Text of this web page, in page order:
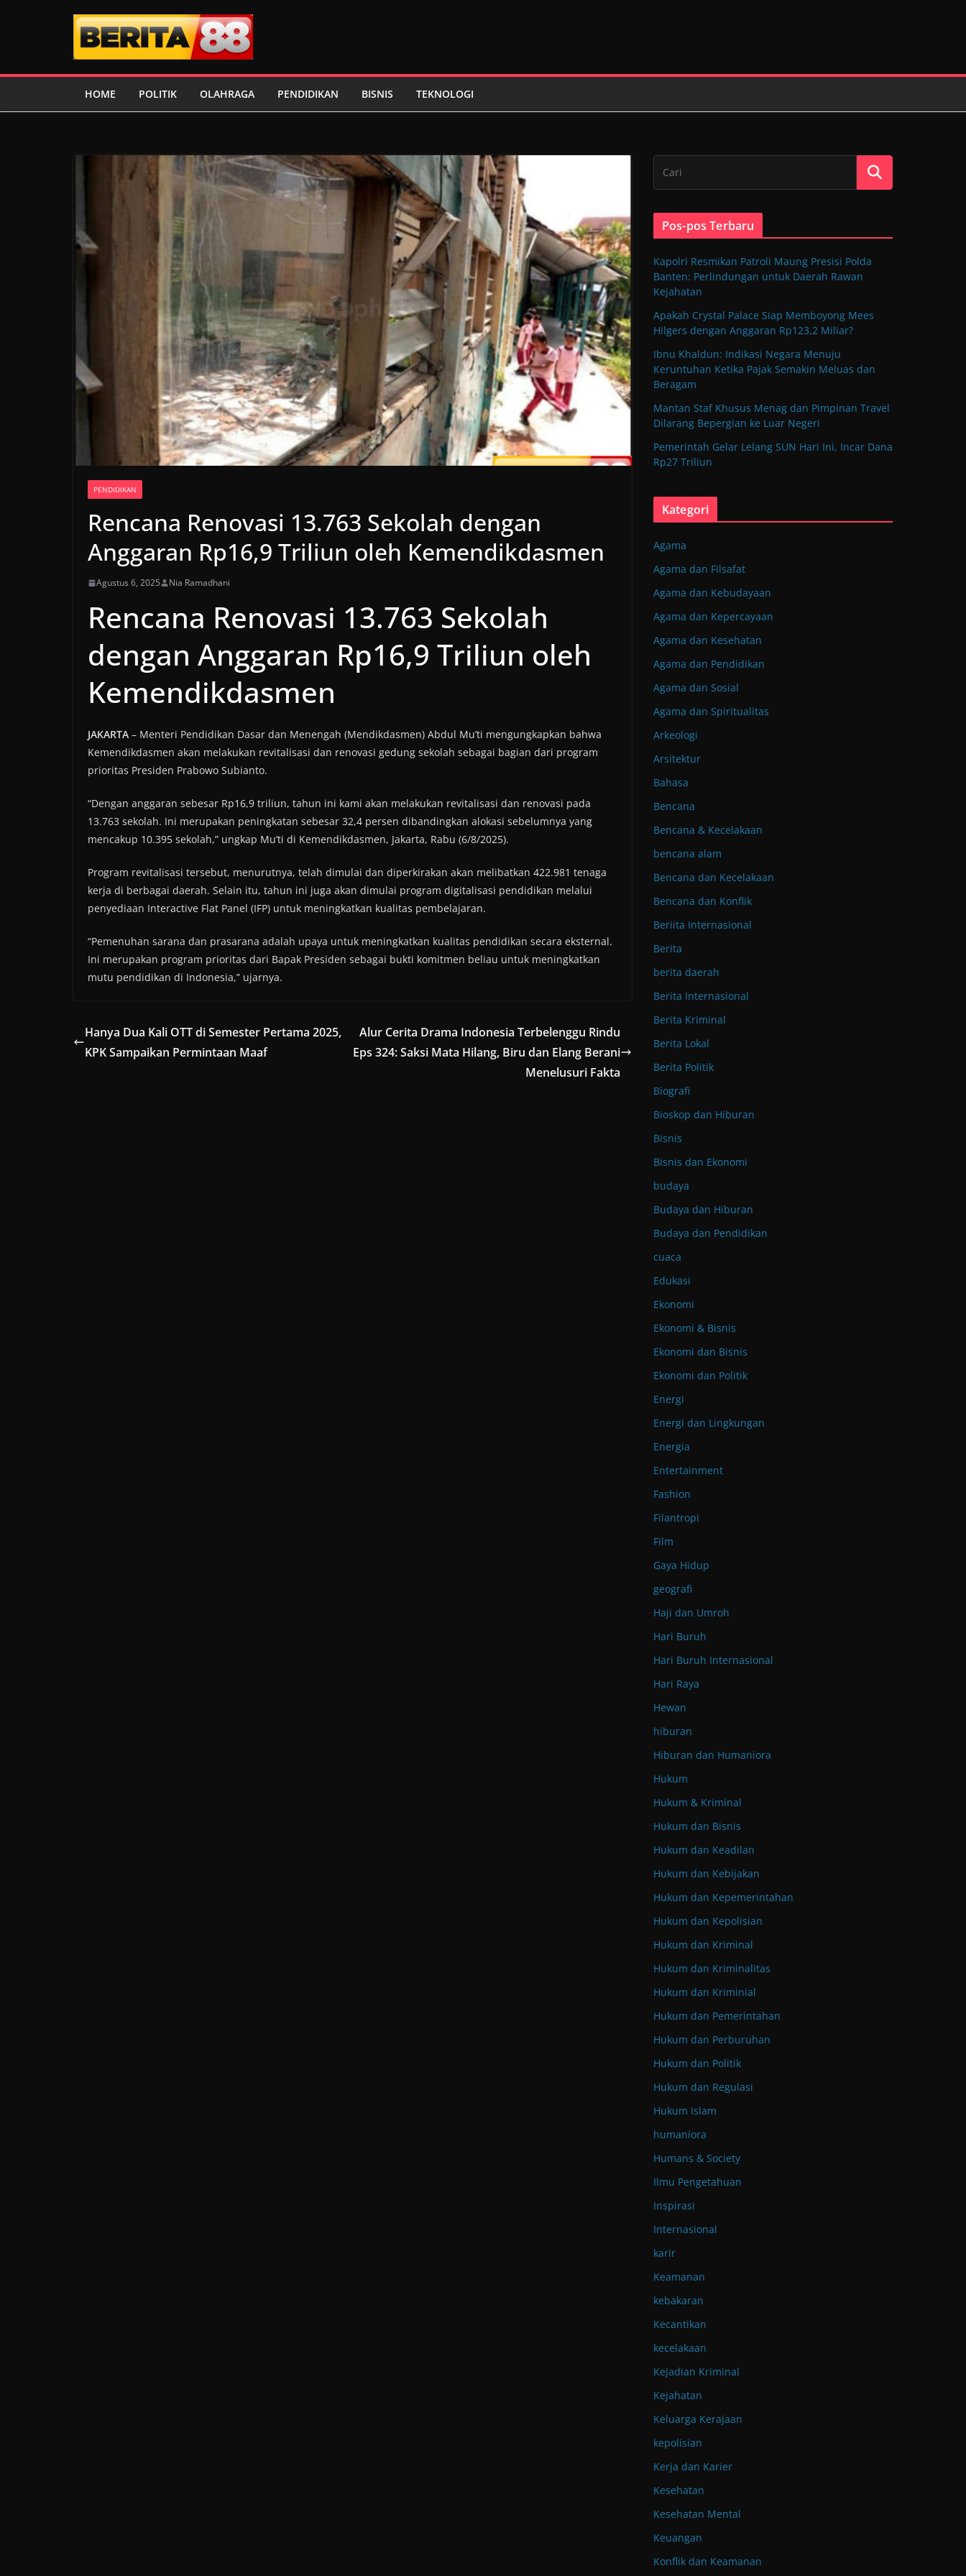
HOME POLITIK OLAHRAGA PENDIDIKAN BISNIS TEKNOLOGI
PENDIDIKAN
Rencana Renovasi 13.763 Sekolah dengan
Anggaran Rp16,9 Triliun oleh Kemendikdasmen
Agustus 6, 2025 Nia Ramadhani
Rencana Renovasi 13.763 Sekolah
dengan Anggaran Rp16,9 Triliun oleh
Kemendikdasmen
JAKARTA – Menteri Pendidikan Dasar dan Menengah (Mendikdasmen) Abdul Mu’ti mengungkapkan bahwa
Kemendikdasmen akan melakukan revitalisasi dan renovasi gedung sekolah sebagai bagian dari program
prioritas Presiden Prabowo Subianto.
“Dengan anggaran sebesar Rp16,9 triliun, tahun ini kami akan melakukan revitalisasi dan renovasi pada
13.763 sekolah. Ini merupakan peningkatan sebesar 32,4 persen dibandingkan alokasi sebelumnya yang
mencakup 10.395 sekolah,” ungkap Mu’ti di Kemendikdasmen, Jakarta, Rabu (6/8/2025).
Program revitalisasi tersebut, menurutnya, telah dimulai dan diperkirakan akan melibatkan 422.981 tenaga
kerja di berbagai daerah. Selain itu, tahun ini juga akan dimulai program digitalisasi pendidikan melalui
penyediaan Interactive Flat Panel (IFP) untuk meningkatkan kualitas pembelajaran.
“Pemenuhan sarana dan prasarana adalah upaya untuk meningkatkan kualitas pendidikan secara eksternal.
Ini merupakan program prioritas dari Bapak Presiden sebagai bukti komitmen beliau untuk meningkatkan
mutu pendidikan di Indonesia,” ujarnya.
Hanya Dua Kali OTT di Semester Pertama 2025,
KPK Sampaikan Permintaan Maaf
Alur Cerita Drama Indonesia Terbelenggu Rindu
Eps 324: Saksi Mata Hilang, Biru dan Elang Berani
Menelusuri Fakta
Pos-pos Terbaru
Kapolri Resmikan Patroli Maung Presisi Polda
Banten: Perlindungan untuk Daerah Rawan
Kejahatan
Apakah Crystal Palace Siap Memboyong Mees
Hilgers dengan Anggaran Rp123,2 Miliar?
Ibnu Khaldun: Indikasi Negara Menuju
Keruntuhan Ketika Pajak Semakin Meluas dan
Beragam
Mantan Staf Khusus Menag dan Pimpinan Travel
Dilarang Bepergian ke Luar Negeri
Pemerintah Gelar Lelang SUN Hari Ini, Incar Dana
Rp27 Triliun
Kategori
Agama
Agama dan Filsafat
Agama dan Kebudayaan
Agama dan Kepercayaan
Agama dan Kesehatan
Agama dan Pendidikan
Agama dan Sosial
Agama dan Spiritualitas
Arkeologi
Arsitektur
Bahasa
Bencana
Bencana & Kecelakaan
bencana alam
Bencana dan Kecelakaan
Bencana dan Konflik
Beriita Internasional
Berita
berita daerah
Berita Internasional
Berita Kriminal
Berita Lokal
Berita Politik
Biografi
Bioskop dan Hiburan
Bisnis
Bisnis dan Ekonomi
budaya
Budaya dan Hiburan
Budaya dan Pendidikan
cuaca
Edukasi
Ekonomi
Ekonomi & Bisnis
Ekonomi dan Bisnis
Ekonomi dan Politik
Energi
Energi dan Lingkungan
Energia
Entertainment
Fashion
Filantropi
Film
Gaya Hidup
geografi
Haji dan Umroh
Hari Buruh
Hari Buruh Internasional
Hari Raya
Hewan
hiburan
Hiburan dan Humaniora
Hukum
Hukum & Kriminal
Hukum dan Bisnis
Hukum dan Keadilan
Hukum dan Kebijakan
Hukum dan Kepemerintahan
Hukum dan Kepolisian
Hukum dan Kriminal
Hukum dan Kriminalitas
Hukum dan Kriminial
Hukum dan Pemerintahan
Hukum dan Perburuhan
Hukum dan Politik
Hukum dan Regulasi
Hukum Islam
humaniora
Humans & Society
Ilmu Pengetahuan
Inspirasi
Internasional
karir
Keamanan
kebakaran
Kecantikan
kecelakaan
Kejadian Kriminal
Kejahatan
Keluarga Kerajaan
kepolisian
Kerja dan Karier
Kesehatan
Kesehatan Mental
Keuangan
Konflik dan Keamanan